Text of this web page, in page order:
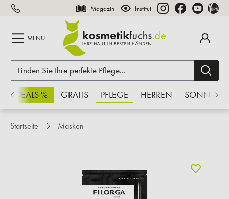
springen Magazin Institut
MENÜ
% GRATIS PFLEGE HERREN SONNE
Startseite Masken